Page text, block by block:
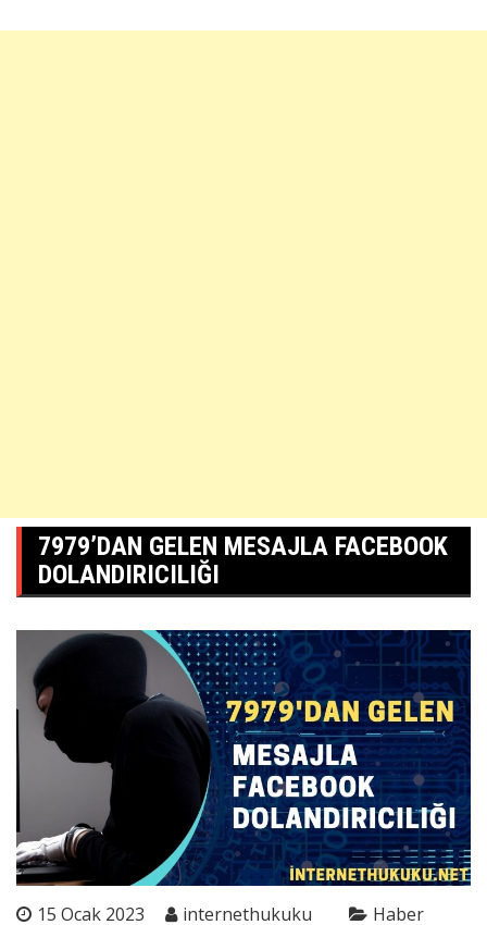
7979’DAN GELEN MESAJLA FACEBOOK
DOLANDIRICILIĞI
15 Ocak 2023 internethukuku Haber